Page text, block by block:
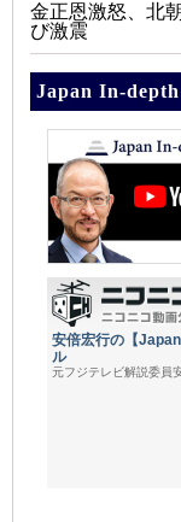
金正恩激怒、北
び激震
Japan In-